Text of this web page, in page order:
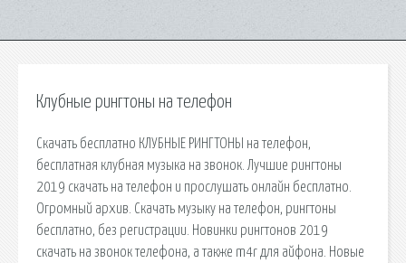
Клубные рингтоны на телефон
Скачать бесплатно КЛУБНЫЕ РИНГТОНЫ на телефон,
бесплатная клубная музыка на звонок. Лучшие рингтоны
2019 скачать на телефон и прослушать онлайн бесплатно.
Огромный архив. Скачать музыку на телефон, рингтоны
бесплатно, без регистрации. Новинки рингтонов 2019
скачать на звонок телефона, а также m4r для айфона. Новые